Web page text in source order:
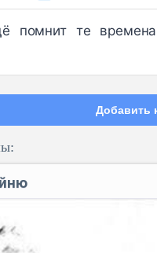
помнит те
Добавить